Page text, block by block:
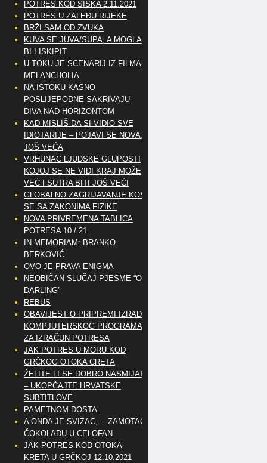
POTRES KOD SISKA 2.11.2021
POTRES U ZALEĐU RIJEKE
BRŽI SAM OD ZVUKA
KUVA SE JUVA/SUPA, A MOGLA
BI I ISKIPIT
U TOKU JE SCENARIJ IZ FILMA
MELANCHOLIA
NA ISTOKU KASNO
POSLIJEPODNE SAKRIVAJU
DIVA NAD HORIZONTOM
KAD MISLIŠ DA SI VIDIO SVE
IDIOTARIJE – POJAVI SE NOVA,..
JOŠ VEĆA
VRHUNAC LJUDSKE GLUPOSTI
KOJOJ SE NE VIDI KRAJ MOŽE
VEĆ I SUTRA BITI JOŠ VEĆI
GLOBALNO ZAGRIJAVANJE KOSI
SE SA ZAKONIMA FIZIKE
NOVA PRIVREMENA TABLICA
POTRESA 10 / 21
IN MEMORIAM: BRANKO
BERKOVIĆ
OVO JE PRAVA ENIGMA
NEOBIČAN SLUČAJ PJESME “OH
DARLING”
REBUS
OBAVIJEST O PRIPREMI IZRADE
KOMPJUTERSKOG PROGRAMA
ZA IZRAČUN POTRESA
JAK POTRES U MORU KOD
GRČKOG OTOKA CRETA
ŽELITE LI SE DOBRO NASMIJATI
– UKOPČAJTE HRVATSKE
SUBTITLOVE
PAMETNOM DOSTA
A ONDA JE SVIZAC,… ZAMOTAO
ČOKOLADU U CELOFAN
JAK POTRES KOD OTOKA
KRETA U GRČKOJ 12.10.2021